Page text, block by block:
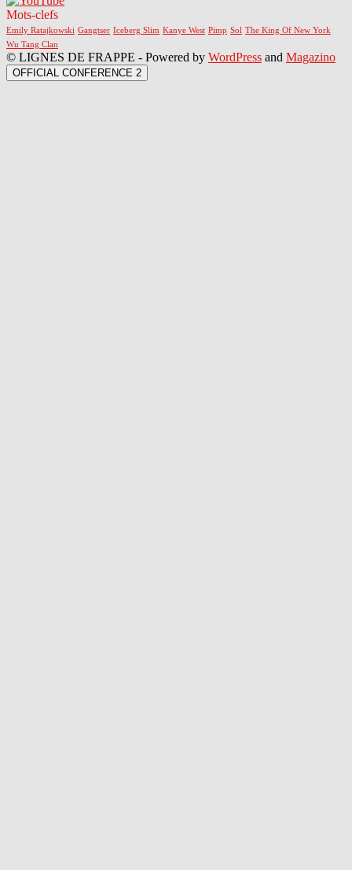
Mots-clefs
Emily Ratajkowski Gangtser Iceberg Slim Kanye West Pimp Sol The King Of New York
Wu Tang Clan
© LIGNES DE FRAPPE - Powered by WordPress and Magazino
OFFICIAL CONFERENCE 2